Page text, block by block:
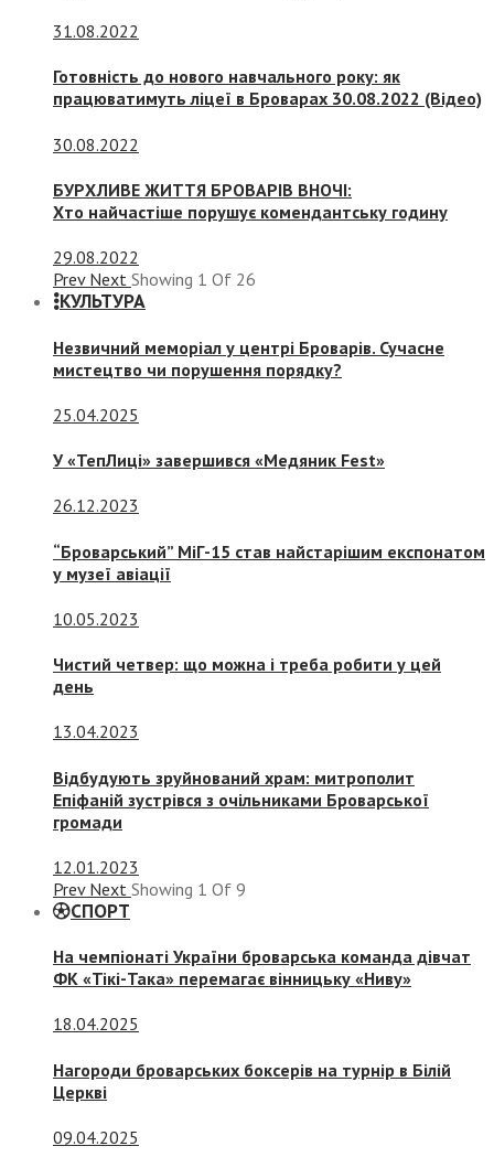
31.08.2022
Готовність до нового навчального року: як
працюватимуть ліцеї в Броварах 30.08.2022 (Відео)
30.08.2022
БУРХЛИВЕ ЖИТТЯ БРОВАРІВ ВНОЧІ:
Хто найчастіше порушує комендантську годину
29.08.2022
Prev Next Showing 1 Of 26
КУЛЬТУРА
Незвичний меморіал у центрі Броварів. Сучасне
мистецтво чи порушення порядку?
25.04.2025
У «ТепЛиці» завершився «Медяник Fest»
26.12.2023
“Броварський” МіГ-15 став найстарішим експонатом
у музеї авіації
10.05.2023
Чистий четвер: що можна і треба робити у цей
день
13.04.2023
Відбудують зруйнований храм: митрополит
Епіфаній зустрівся з очільниками Броварської
громади
12.01.2023
Prev Next Showing 1 Of 9
СПОРТ
На чемпіонаті України броварська команда дівчат
ФК «Тікі-Така» перемагає вінницьку «Ниву»
18.04.2025
Нагороди броварських боксерів на турнір в Білій
Церкві
09.04.2025